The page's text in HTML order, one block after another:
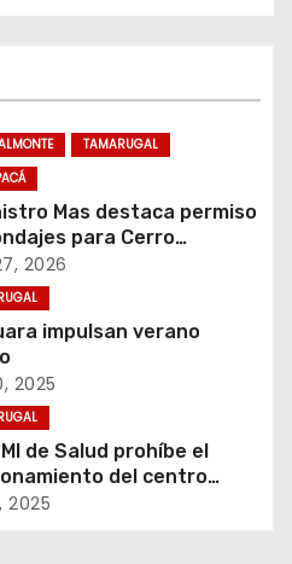
TAMARUGAL
Mas destaca permiso
para Cerro
2026
impulsan verano
2025
de Salud prohíbe el
del centro
Tantakuy
2025